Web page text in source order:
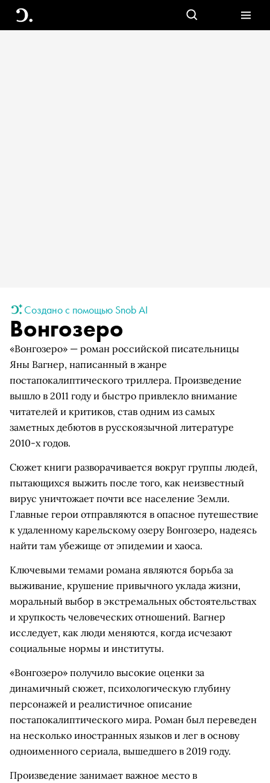
Создано с помощью Snob AI
Вонгозеро
«Вонгозеро» — роман российской писательницы
Яны Вагнер, написанный в жанре
постапокалиптического триллера. Произведение
вышло в 2011 году и быстро привлекло внимание
читателей и критиков, став одним из самых
заметных дебютов в русскоязычной литературе
2010-х годов.
Сюжет книги разворачивается вокруг группы людей,
пытающихся выжить после того, как неизвестный
вирус уничтожает почти все население Земли.
Главные герои отправляются в опасное путешествие
к удаленному карельскому озеру Вонгозеро, надеясь
найти там убежище от эпидемии и хаоса.
Ключевыми темами романа являются борьба за
выживание, крушение привычного уклада жизни,
моральный выбор в экстремальных обстоятельствах
и хрупкость человеческих отношений. Вагнер
исследует, как люди меняются, когда исчезают
социальные нормы и институты.
«Вонгозеро» получило высокие оценки за
динамичный сюжет, психологическую глубину
персонажей и реалистичное описание
постапокалиптического мира. Роман был переведен
на несколько иностранных языков и лег в основу
одноименного сериала, вышедшего в 2019 году.
Произведение занимает важное место в